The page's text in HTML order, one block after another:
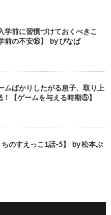
学前に習慣づけておくべきこ
前の不安⑮】 by ぴなぱ
ムばかりしたがる息子、取り上
【ゲームを与える時期⑤】
のすえっこ1話-5】 by 松本ぷ